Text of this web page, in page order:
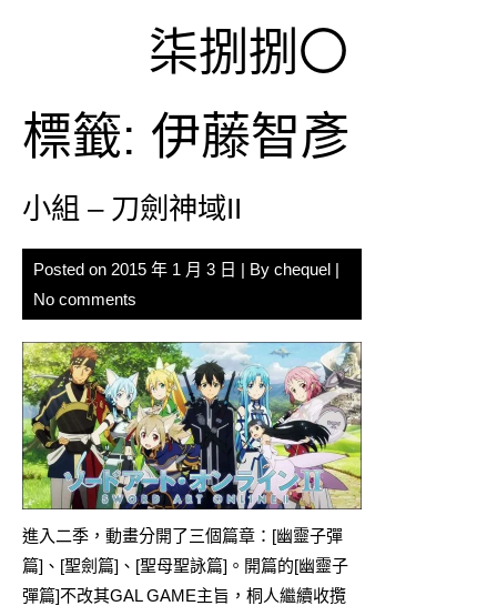
柒捌捌〇
標籤: 伊藤智彥
小組 – 刀劍神域II
Posted on 2015 年 1 月 3 日 | By chequel |
No comments
進入二季，動畫分開了三個篇章：[幽靈子彈
篇]、[聖劍篇]、[聖母聖詠篇]。開篇的[幽靈子
彈篇]不改其GAL GAME主旨，桐人繼續收攬